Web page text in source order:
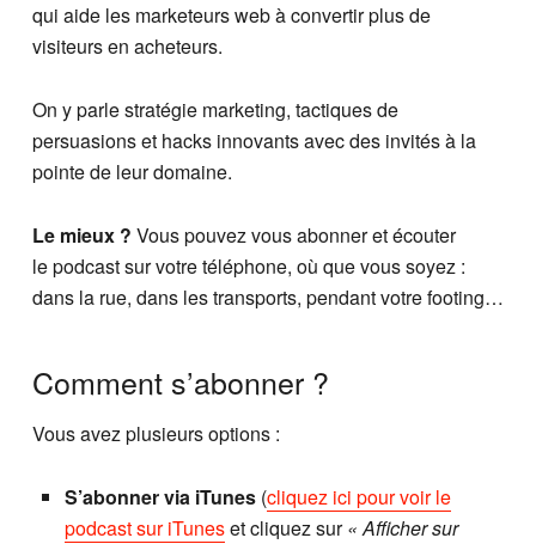
qui aide les marketeurs web à convertir plus de
visiteurs en acheteurs.
On y parle stratégie marketing, tactiques de
persuasions et hacks innovants avec des invités à la
pointe de leur domaine.
Le mieux ? Vous pouvez vous abonner et écouter
le podcast sur votre téléphone, où que vous soyez :
dans la rue, dans les transports, pendant votre footing…
Comment s’abonner ?
Vous avez plusieurs options :
S’abonner via iTunes (cliquez ici pour voir le
podcast sur iTuneset cliquez sur« Afficher sur